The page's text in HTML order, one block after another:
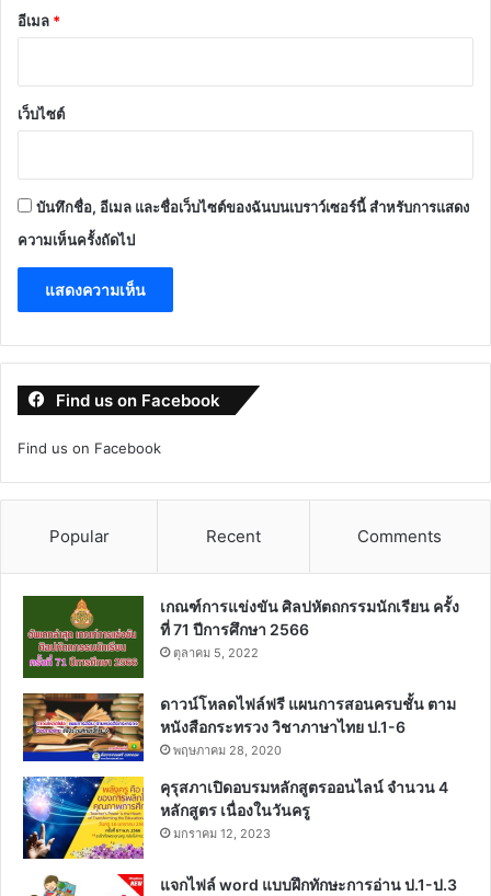
อีเมล *
เว็บไซต์
บันทึกชื่อ, อีเมล และชื่อเว็บไซต์ของฉันบนเบราว์เซอร์นี้ สำหรับการแสดง
ความเห็นครั้งถัดไป
Find us on Facebook
Find us on Facebook
Popular Recent Comments
เกณฑ์การแข่งขัน ศิลปหัตถกรรมนักเรียน ครั้ง
ที่ 71 ปีการศึกษา 2566
ตุลาคม 5, 2022
ดาวน์โหลดไฟล์ฟรี แผนการสอนครบชั้น ตาม
หนังสือกระทรวง วิชาภาษาไทย ป.1-6
พฤษภาคม 28, 2020
คุรุสภาเปิดอบรมหลักสูตรออนไลน์ จำนวน 4
หลักสูตร เนื่องในวันครู
มกราคม 12, 2023
แจกไฟล์ word แบบฝึกทักษะการอ่าน ป.1-ป.3